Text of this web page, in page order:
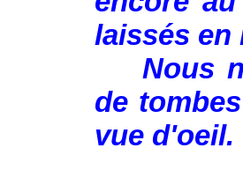
laissés en
Nous
de
vue d'oeil.